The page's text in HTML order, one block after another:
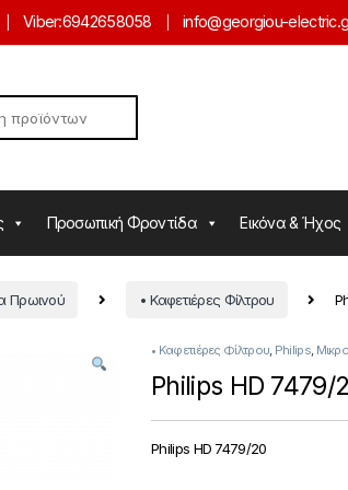
Viber:6942658058 info@georgiou-
Προσωπική Φροντίδα Εικόνα & Ήχος
Πρωινού • Καφετιέρες Φίλτρου
• Καφετιέρες Φίλτρου Philips,
Philips HD 7479/
Philips HD 7479/20